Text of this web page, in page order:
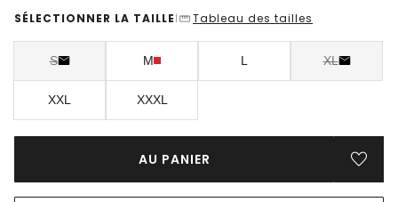
SÉLECTIONNER LA TAILLE | Tableau des tailles
S M L XL
XXL XXXL
AU PANIER